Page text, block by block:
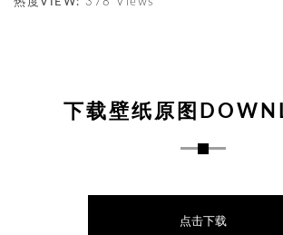
热度VIEW: 378 Views
下载壁纸原图
点击下载